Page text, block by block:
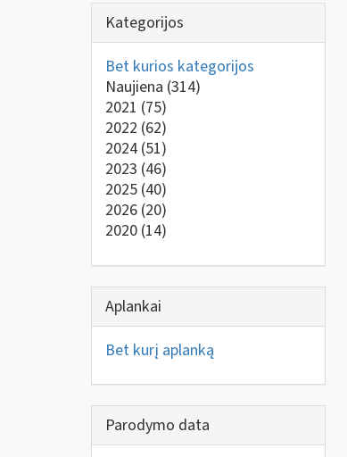
Kategorijos
Bet kurios kategorijos
Naujiena (314)
2021 (75)
2022 (62)
2024 (51)
2023 (46)
2025 (40)
2026 (20)
2020 (14)
Aplankai
Bet kurį aplanką
Parodymo data